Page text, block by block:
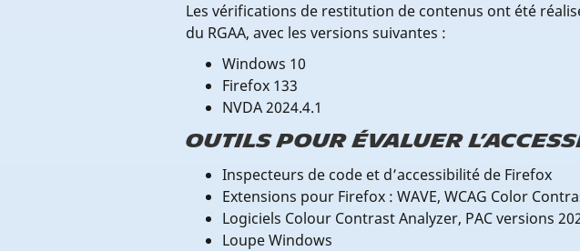
Les vérifications de restitution de contenus ont été
du RGAA, avec les versions suivantes :
Windows 10
Firefox 133
NVDA 2024.4.1
Outils pour évaluer
Inspecteurs de code et d’accessibilité de Firefox
Extensions pour Firefox : WAVE, WCAG Color
Logiciels Colour Contrast Analyzer, PAC versions
Loupe Windows